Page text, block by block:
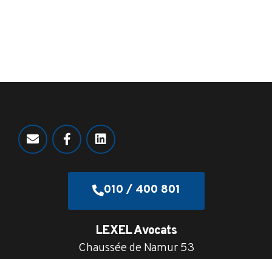
010 / 400 801
LEXEL Avocats
Chaussée de Namur 53